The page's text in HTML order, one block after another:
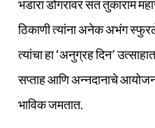
भंडारा डोंगरावर संत तुकाराम
ठिकाणी त्यांना अनेक अभंग
त्यांचा हा ‘अनुग्रह दिन’
सप्ताह आणि अन्नदानाचे
भाविक जमतात.